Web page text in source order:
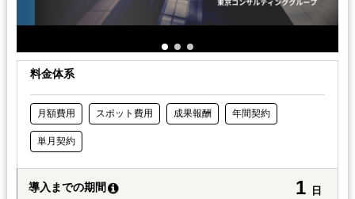
料金体系
月額費用 スポット費用 成果報酬 年間契約
単月契約
導入までの期間 1 日